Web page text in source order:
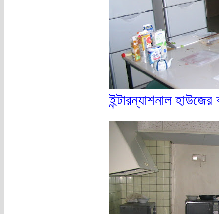
ইন্টারন্যাশনাল